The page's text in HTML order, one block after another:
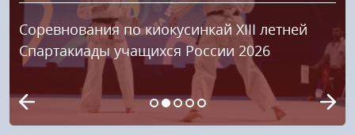
Соревнования по киокусинкай XIII летней
Спартакиады учащихся России 2026